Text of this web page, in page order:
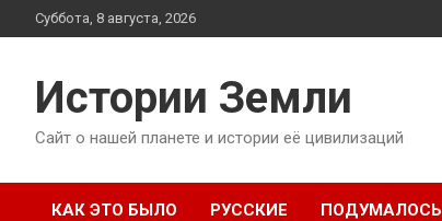
Перейти
к
Суббота, 8 августа, 2026
Истории Земли
Сайт о нашей планете и истории её цивилизаций
КАК ЭТО БЫЛО РУССКИЕ ПОДУМАЛОСЬ